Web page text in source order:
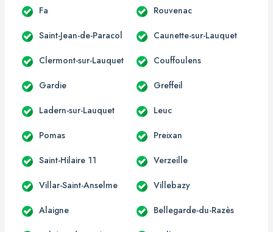
Fa Rouvenac
Saint-Jean-de-Paracol Caunette-sur-Lauquet
Clermont-sur-Lauquet Couffoulens
Gardie Greffeil
Ladern-sur-Lauquet Leuc
Pomas Preixan
Saint-Hilaire 11 Verzeille
Villar-Saint-Anselme Villebazy
Alaigne Bellegarde-du-Razès